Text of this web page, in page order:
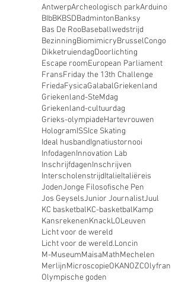
AntwerpArcheologisch parkArduino
BIbBKBSDBadmintonBanksy
Bas De RooBaseballwedstrijd
BezinningBiomimicryBrusselCongo
DikketruiendagDoorlichting
Escape roomEuropean Parliament
FransFriday the 13th Challenge
FriedaFysicaGalabalGriekenland
Griekenland-SteMdag
Griekenland-cultuurdag
Grieks-olympiadeHartevrouwen
HologramISSIce Skating
Ideal husbandIgnatiustornooi
InfodagenInnovation Lab
InschrijfdagenInschrijven
InterscholenstrijdItalieItaliëreis
JodenJonge Filosofische Pen
Jos GeyselsJunior JournalistJuul
KC basketbalKC-basketbalKamp
KansrekenenKnackLOLeuven
Licht voor de wereld
Licht voor de wereld.Loncin
M-MuseumMaisaMathMechelen
MerlijnMicroscopieOKANOZCOlyfran
Olympische goden